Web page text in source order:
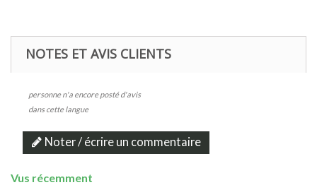
NOTES ET AVIS CLIENTS
personne n'a encore posté d'avis
dans cette langue
Noter / écrire un commentaire
Vus récemment